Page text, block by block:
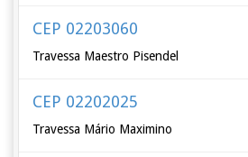
CEP 02203060
Travessa Maestro Pisendel
CEP 02202025
Travessa Mário Maximino